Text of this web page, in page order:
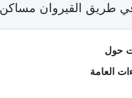
طريق القيروان
حول
العامة